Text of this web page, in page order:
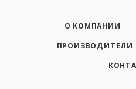
О КОМПАНИИ
ПРОИЗВОДИТЕЛИ